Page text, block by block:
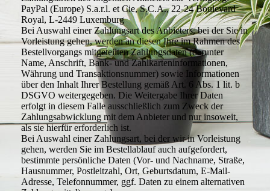
PayPal (Europe) S.a.r.l. et Cie, S.C.A., 22-24 Boulevard
Royal, L-2449 Luxemburg
Bei Auswahl einer Zahlungsart des Anbieters, bei der Sie in
Vorleistung gehen, werden an diesen Ihre im Rahmen des
Bestellvorgangs mitgeteilten Zahlungsdaten (darunter
Name, Anschrift, Bank- und Zahlkarteninformationen,
Währung und Transaktionsnummer) sowie Informationen
über den Inhalt Ihrer Bestellung gemäß Art. 6 Abs. 1 lit. b
DSGVO weitergegeben. Die Weitergabe Ihrer Daten
erfolgt in diesem Falle ausschließlich zum Zweck der
Zahlungsabwicklung mit dem Anbieter und nur insoweit,
als sie hierfür erforderlich ist.
Bei Auswahl einer Zahlungsart, bei der wir in Vorleistung
gehen, werden Sie im Bestellablauf auch aufgefordert,
bestimmte persönliche Daten (Vor- und Nachname, Straße,
Hausnummer, Postleitzahl, Ort, Geburtsdatum, E-Mail-
Adresse, Telefonnummer, ggf. Daten zu einem alternativen